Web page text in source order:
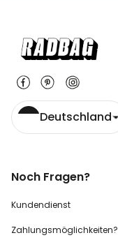
Deutschland
Noch Fragen?
Kundendienst
Zahlungsmöglichkeiten?